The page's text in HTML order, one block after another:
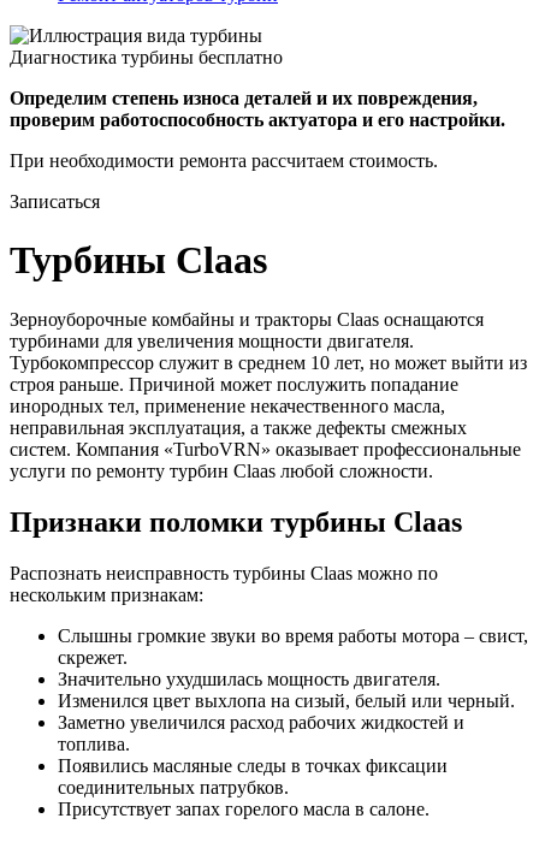
Диагностика турбины бесплатно
Определим степень износа деталей и их повреждения,
проверим работоспособность актуатора и его настройки.
При необходимости ремонта рассчитаем стоимость.
Записаться
Турбины Claas
Зерноуборочные комбайны и тракторы Claas оснащаются
турбинами для увеличения мощности двигателя.
Турбокомпрессор служит в среднем 10 лет, но может выйти из
строя раньше. Причиной может послужить попадание
инородных тел, применение некачественного масла,
неправильная эксплуатация, а также дефекты смежных
систем. Компания «TurboVRN» оказывает профессиональные
услуги по ремонту турбин Claas любой сложности.
Признаки поломки турбины Claas
Распознать неисправность турбины Claas можно по
нескольким признакам:
Слышны громкие звуки во время работы мотора – свист,
скрежет.
Значительно ухудшилась мощность двигателя.
Изменился цвет выхлопа на сизый, белый или черный.
Заметно увеличился расход рабочих жидкостей и
топлива.
Появились масляные следы в точках фиксации
соединительных патрубков.
Присутствует запах горелого масла в салоне.